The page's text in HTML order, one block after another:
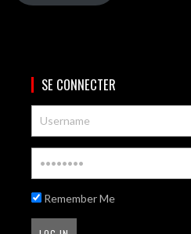
SE CONNECTER
Remember Me